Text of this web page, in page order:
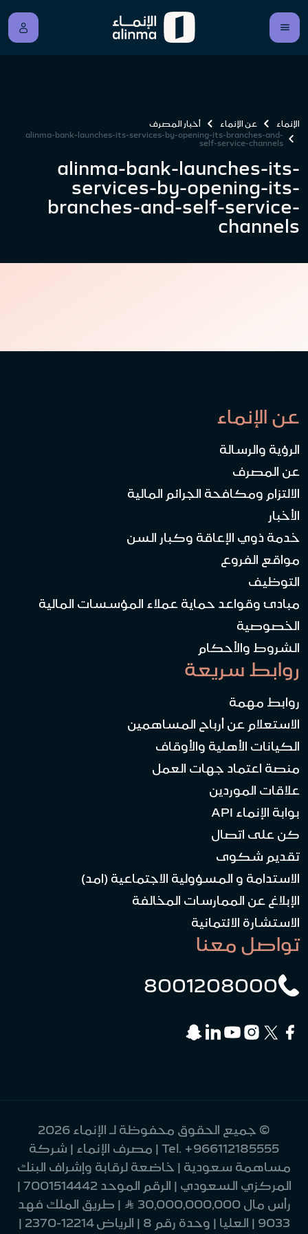
الإنماء عن الإنماء
أخبار المصرف
alinma-bank-launches-its-services-by-opening-its-branches-and-
self-service-channels
alinma-bank-launches-its-
services-by-opening-its-
branches-and-self-service-
channels
عن الإنماء
الرؤية والرسالة
عن المصرف
الالتزام ومكافحة الجرائم المالية
الأخبار
خدمة ذوي الإعاقة وكبار السن
مواقع الفروع
التوظيف
مبادئ وقواعد حماية عملاء المؤسسات المالية
الخصوصية
الشروط والأحكام
روابط سريعة
روابط مهمة
الاستعلام عن أرباح المساهمين
الكيانات الأهلية والأوقاف
منصة اعتماد جهات العمل
علاقات الموردين
بوابة الإنماء API
كن على اتصال
تقديم شكوى
الاستدامة و المسؤولية الاجتماعية (امد)
الإبلاغ عن الممارسات المخالفة
الاستشارة الائتمانية
تواصل معنا
8001208000
© جميع الحقوق محفوظة لـ الإنماء 2026
Tel. +966112185555
| مصرف الإنماء | شركة
مساهمة سعودية | خاضعة لرقابة وإشراف البنك
المركزي السعودي | الرقم الموحد 7001514442 |
رأس مال 30,000,000,000 Ʀ | طريق الملك فهد
9033 | العليا | وحدة رقم 8 | الرياض 12214-2370 |